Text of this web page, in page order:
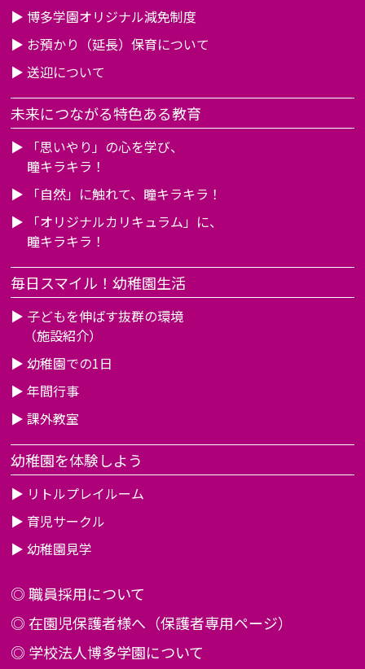
▶ 博多学園オリジナル減免制度
▶ お預かり（延長）保育について
▶送迎について
未来につながる特色ある教育
▶
「思いやり」の心を学び、
瞳キラキラ！
▶
「自然」に触れて、瞳キラキラ！
▶
「オリジナルカリキュラム」に、
瞳キラキラ！
毎日スマイル！幼稚園生活
▶ 子どもを伸ばす抜群の環境
（施設紹介）
▶幼稚園での1日
▶年間行事
▶課外教室
幼稚園を体験しよう
▶ リトルプレイルーム
▶ 育児サークル
▶幼稚園見学
◎職員採用について
◎ 在園児保護者様へ（保護者専用ページ）
◎ 学校法人博多学園について